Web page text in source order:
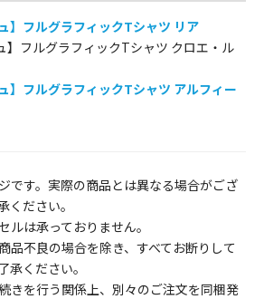
】フルグラフィックTシャツ リア
】フルグラフィックTシャツ クロエ・ル
】フルグラフィックTシャツ アルフィー
です。実際の商品とは異なる場合がござ
ください。
ルは承っておりません。
品不良の場合を除き、すべてお断りして
承ください。
きを行う関係上、別々のご注文を同梱発